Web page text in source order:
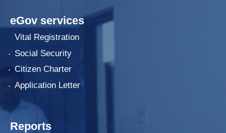
eGov services
Vital Registration
Social Security
Citizen Charter
Application Letter
Reports